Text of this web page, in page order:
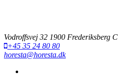
Vodroffsvej 32 1900 Frederiksberg C
+45 35 24 80 80
horesta@horesta.dk